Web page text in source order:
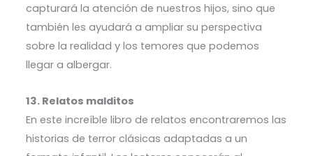
capturará la atención de nuestros hijos, sino que
también les ayudará a ampliar su perspectiva
sobre la realidad y los temores que podemos
llegar a albergar.
13. Relatos malditos
En este increíble libro de relatos encontraremos las
historias de terror clásicas adaptadas a un